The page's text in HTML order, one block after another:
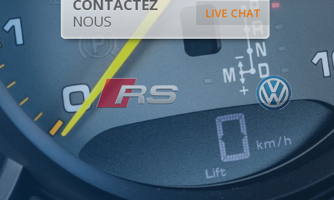
LIVE CHAT
CONTACTEZ
NOUS